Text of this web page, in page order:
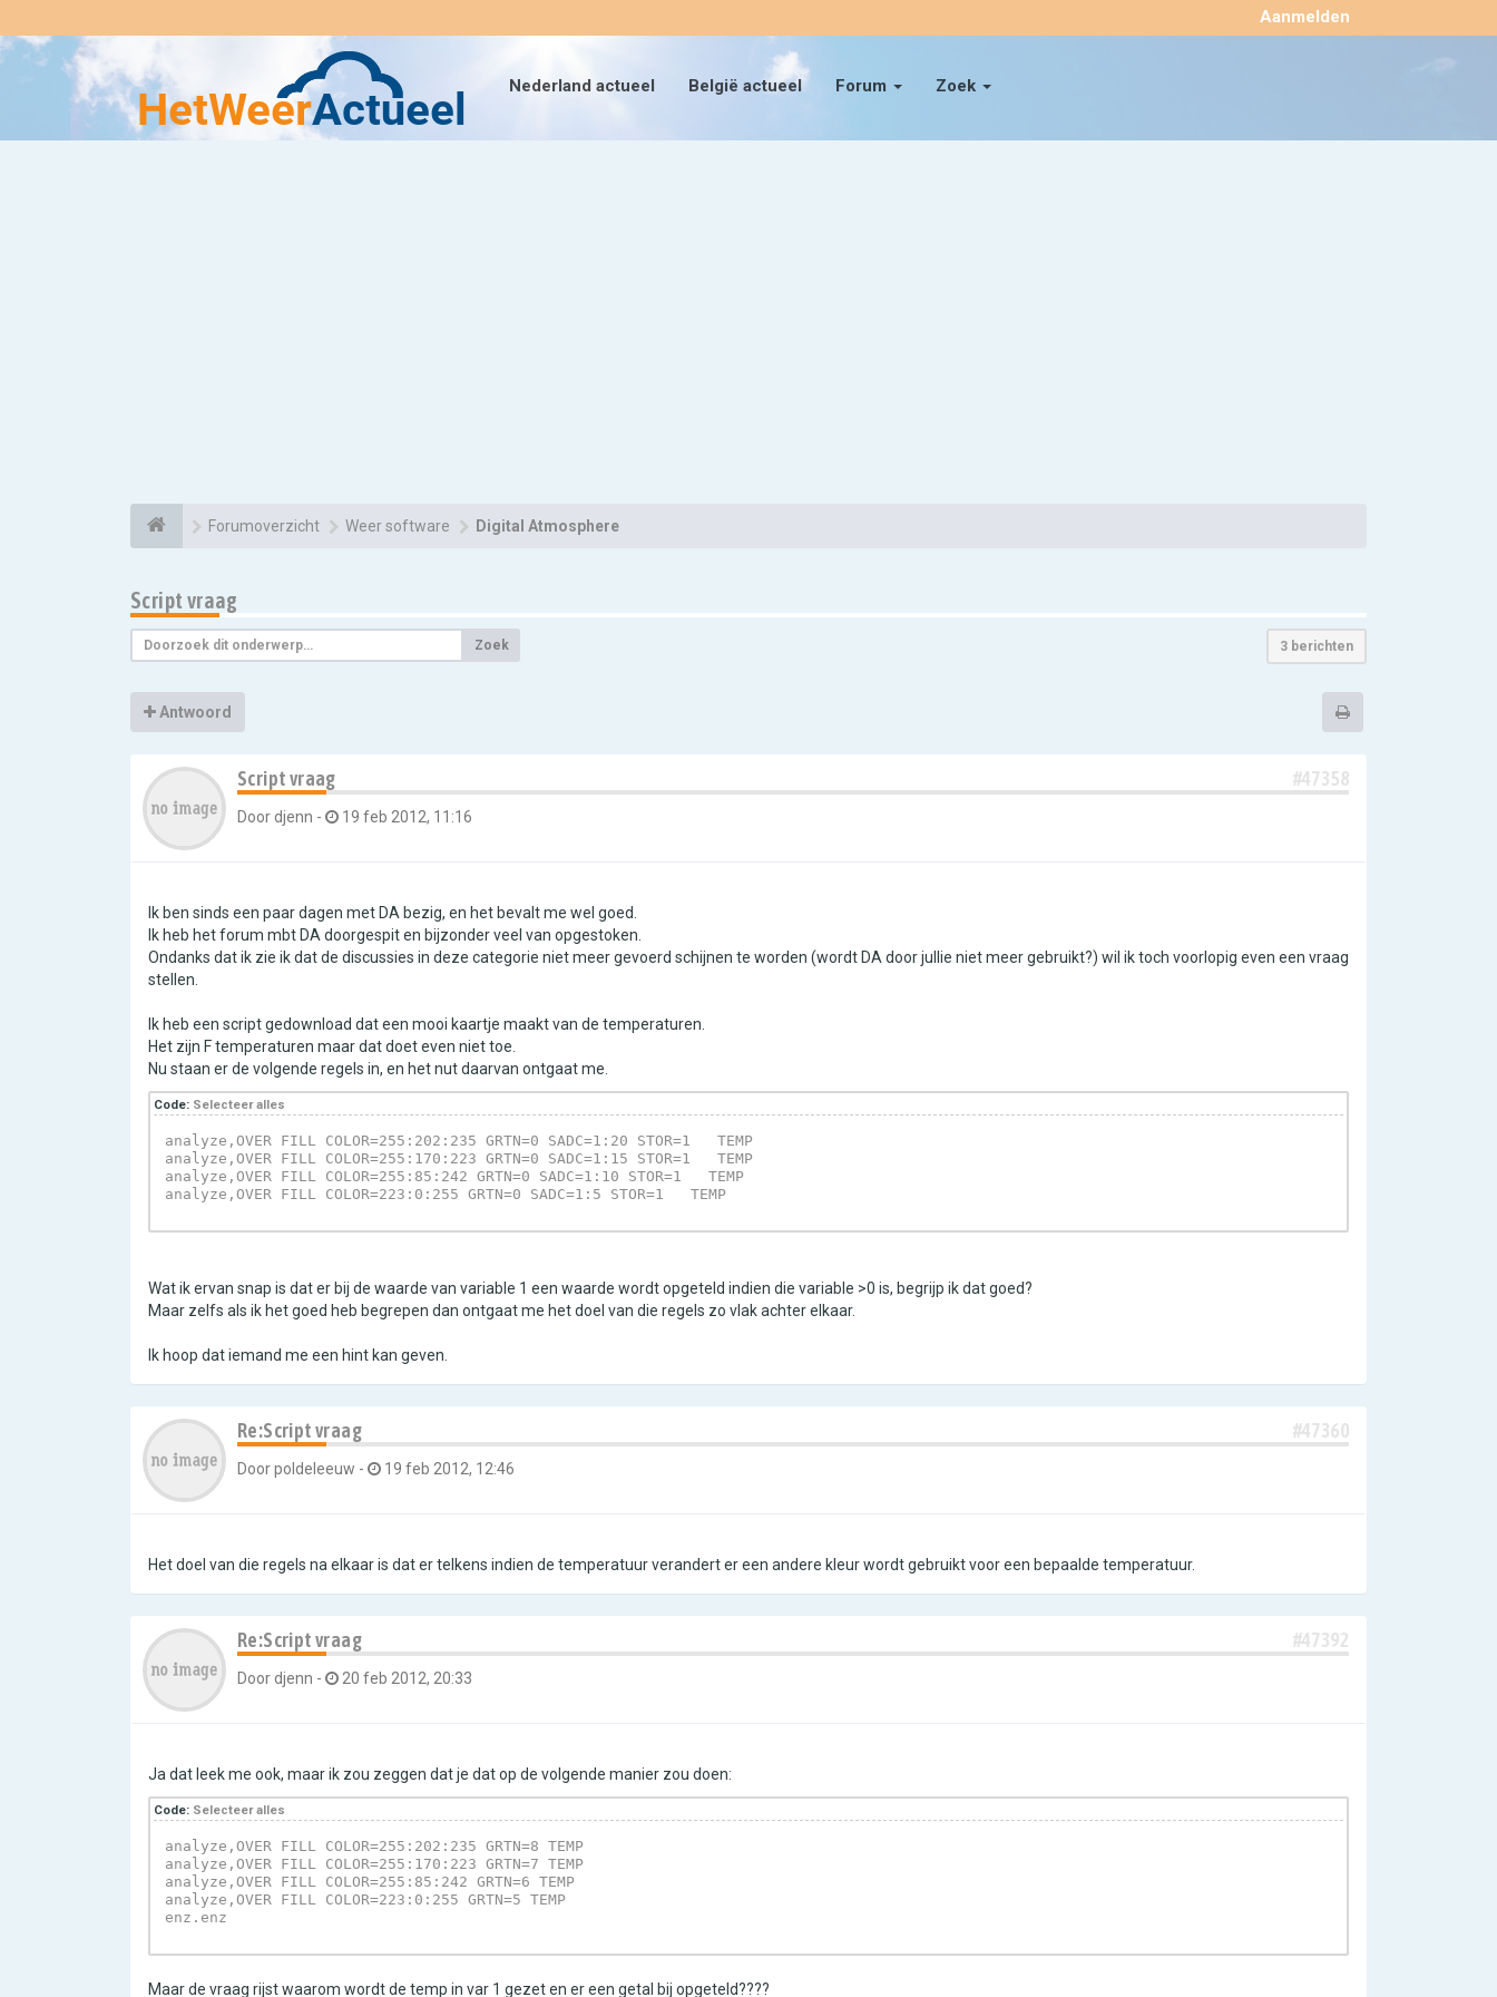
Nederland actueel België actueel Forum Zoek
Aanmelden ×
Forumoverzicht Weer software Digital Atmosphere
Script vraag
Zoek 3 berichten
Antwoord
Script vraag #47358
Door djenn - 19 feb 2012, 11:16
Ik ben sinds een paar dagen met DA bezig, en het bevalt me wel goed.
Ik heb het forum mbt DA doorgespit en bijzonder veel van opgestoken.
Ondanks dat ik zie ik dat de discussies in deze categorie niet meer gevoerd schijnen te worden (wordt DA door jullie niet meer gebruikt?) wil ik toch voorlopig even een vraag
stellen.
Ik heb een script gedownload dat een mooi kaartje maakt van de temperaturen.
Het zijn F temperaturen maar dat doet even niet toe.
Nu staan er de volgende regels in, en het nut daarvan ontgaat me.
Code: Selecteer alles
analyze,OVER FILL COLOR=255:202:235 GRTN=0 SADC=1:20 STOR=1   TEMP
analyze,OVER FILL COLOR=255:170:223 GRTN=0 SADC=1:15 STOR=1   TEMP
analyze,OVER FILL COLOR=255:85:242 GRTN=0 SADC=1:10 STOR=1   TEMP
analyze,OVER FILL COLOR=223:0:255 GRTN=0 SADC=1:5 STOR=1   TEMP
Wat ik ervan snap is dat er bij de waarde van variable 1 een waarde wordt opgeteld indien die variable >0 is, begrijp ik dat goed?
Maar zelfs als ik het goed heb begrepen dan ontgaat me het doel van die regels zo vlak achter elkaar.
Ik hoop dat iemand me een hint kan geven.
Re:Script vraag #47360
Doorpoldeleeuw - 19 feb 2012, 12:46
Het doel van die regels na elkaar is dat er telkens indien de temperatuur verandert er een andere kleur wordt gebruikt voor een bepaalde temperatuur.
Re:Script vraag #47392
Door djenn - 20 feb 2012, 20:33
Ja dat leek me ook, maar ik zou zeggen dat je dat op de volgende manier zou doen:
Code: Selecteer alles
analyze,OVER FILL COLOR=255:202:235 GRTN=8 TEMP
analyze,OVER FILL COLOR=255:170:223 GRTN=7 TEMP
analyze,OVER FILL COLOR=255:85:242 GRTN=6 TEMP
analyze,OVER FILL COLOR=223:0:255 GRTN=5 TEMP
enz.enz
Maar de vraag rijst waarom wordt de temp in var 1 gezet en er een getal bij opgeteld????